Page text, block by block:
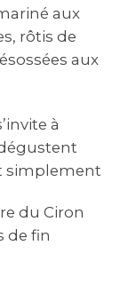
aux
rôtis de
aux
à
simplement
du Ciron
de fin